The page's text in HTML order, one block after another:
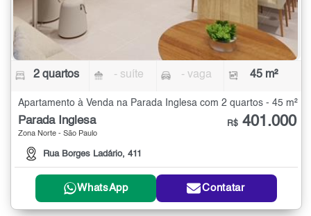
2 quartos - suíte - vaga 45 m²
Apartamento à Venda na Parada Inglesa com 2 quartos - 45 m²
Parada Inglesa
Zona Norte - São Paulo
Rua Borges Ladário, 411
R$ 401.000
WhatsApp Contatar